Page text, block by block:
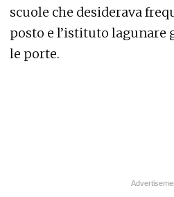
scuole che desiderava
posto e l’istituto lagunare
le porte.